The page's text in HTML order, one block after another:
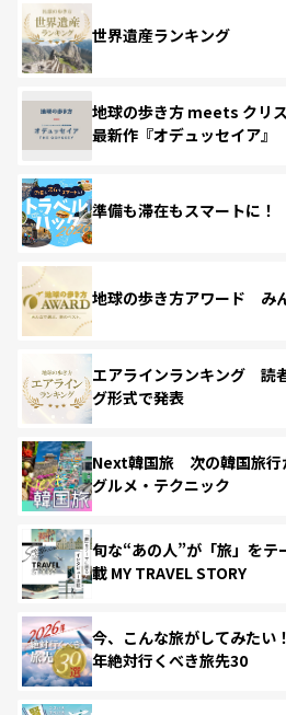
世界遺産ランキング
地球の歩き方 meets クリ
最新作『オデュッセイア』
準備も滞在もスマートに
地球の歩き方アワード み
エアラインランキング 読
グ形式で発表
Next韓国旅 次の韓国旅行
グルメ・テクニック
旬な“あの人”が「旅」をテ
載 MY TRAVEL STORY
今、こんな旅がしてみたい
年絶対行くべき旅先30